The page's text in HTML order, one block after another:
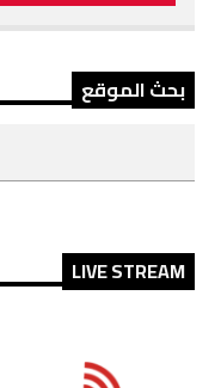
بحث الموقع
LIVE STREAM